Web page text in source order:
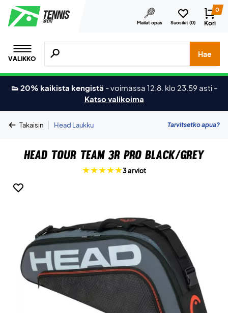
Mailat opas Suosikit (0)
0
Kori
VALIKKO
Hae tuotteita, merkkejä jne.
Hae
👟 20% kaikista kengistä -voimassa 12.8. klo 23.59 asti -
Katso valikoima
Takaisin | Head Laukku Tarvitsetko apua?
Head Tour Team 3R Pro Black/Grey
3 arviot